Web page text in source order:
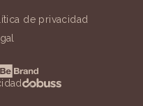
de privacidad